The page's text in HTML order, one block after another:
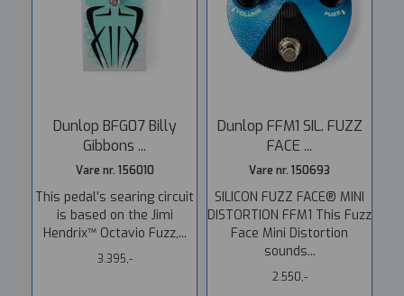
Dunlop BFG07 Billy
Gibbons ...
Vare nr. 156010
This pedal’s searing circuit
is based on the Jimi
Hendrix™ Octavio Fuzz,...
3.395,-
Dunlop FFM1 SIL. FUZZ
FACE ...
Vare nr. 150693
SILICON FUZZ FACE® MINI
DISTORTION FFM1 This Fuzz
Face Mini Distortion
sounds...
2.550,-